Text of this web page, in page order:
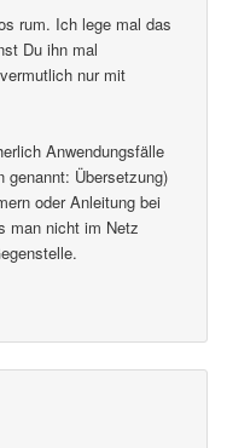
rum. Ich lege mal das
Du ihn mal
nur mit
Anwendungsfälle
Übersetzung)
oder Anleitung bei
man nicht im Netz